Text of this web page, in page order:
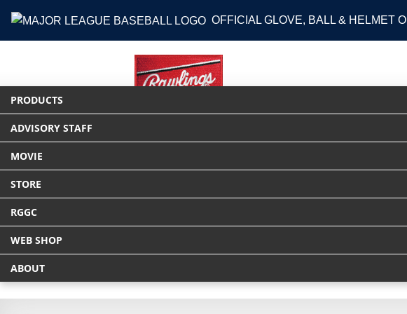
OFFICIAL GLOVE, BALL & HELMET
PRODUCTS
ADVISORY STAFF
MOVIE
STORE
RGGC
WEB SHOP
ABOUT
HOME PRODUCTS アパレルアクセサリー レッグガード
アパ